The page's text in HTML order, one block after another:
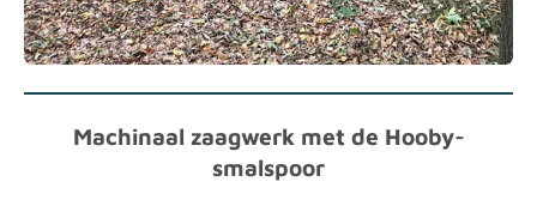
Machinaal zaagwerk met de Hooby-
smalspoor